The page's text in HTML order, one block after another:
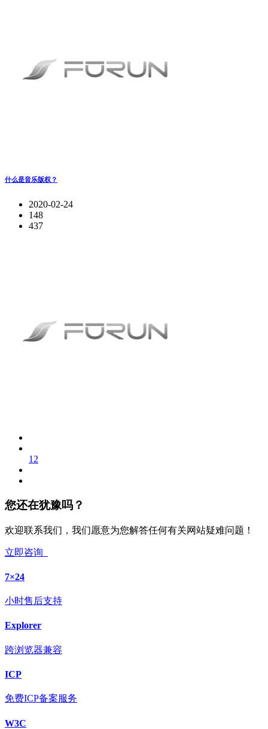
什么是音乐版权？
2020-02-24
148
437
1 2
您还在犹豫吗？
欢迎联系我们，我们愿意为您解答任何有关网站疑难问题！
立即咨询
7×24
小时售后支持
Explorer
跨浏览器兼容
ICP
免费ICP备案服务
W3C